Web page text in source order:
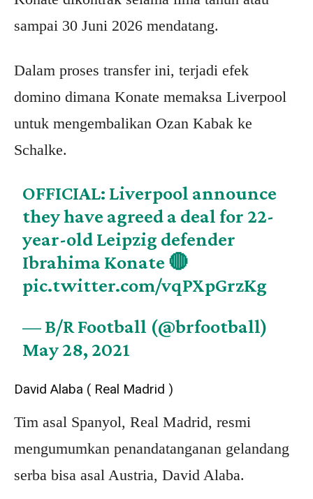
sampai 30 Juni 2026 mendatang.
Dalam proses transfer ini, terjadi efek
domino dimana Konate memaksa Liverpool
untuk mengembalikan Ozan Kabak ke
Schalke.
OFFICIAL: Liverpool announce
they have agreed a deal for 22-
year-old Leipzig defender
Ibrahima Konate 🔴
pic.twitter.com/vqPXpGrzKg
— B/R Football (@brfootball)
May 28, 2021
David Alaba ( Real Madrid )
Tim asal Spanyol, Real Madrid, resmi
mengumumkan penandatanganan gelandang
serba bisa asal Austria, David Alaba.